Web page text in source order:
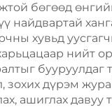
бөгөөд
найдвартай
хувьд
нийт
бууруулдаг
зохих дүрэм
ашиглах давуу